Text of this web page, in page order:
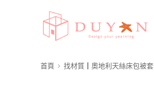
首頁 找材質┃奧地利天絲床包被套